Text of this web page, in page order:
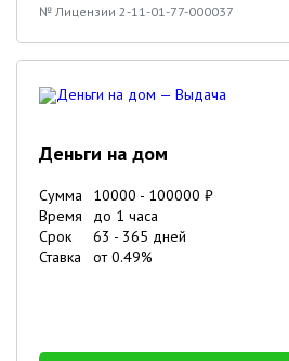
№ Лицензии 2-11-01-77-000037
Деньги на дом
Сумма 10000 - 100000 ₽
Время
до 1 часа
Срок
63 - 365 дней
Ставка
от0.49%